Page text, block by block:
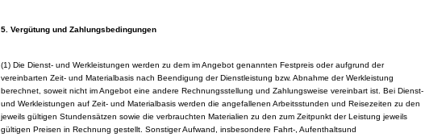
5. Vergütung und Zahlungsbedingungen
(1) Die Dienst- und Werkleistungen werden zu dem im Angebot genannten Festpreis oder aufgrund der
vereinbarten Zeit- und Materialbasis nach Beendigung der Dienstleistung bzw. Abnahme der Werkleistung
berechnet, soweit nicht im Angebot eine andere Rechnungsstellung und Zahlungsweise vereinbart ist. Bei Dienst-
und Werkleistungen auf Zeit- und Materialbasis werden die angefallenen Arbeitsstunden und Reisezeiten zu den
jeweils gültigen Stundensätzen sowie die verbrauchten Materialien zu den zum Zeitpunkt der Leistung jeweils
gültigen Preisen in Rechnung gestellt. Sonstiger Aufwand, insbesondere Fahrt-, Aufenthaltsund